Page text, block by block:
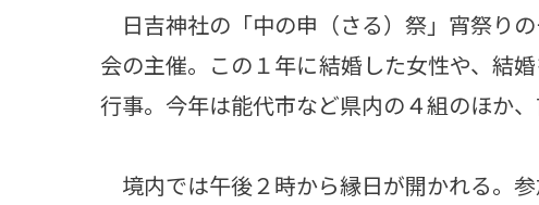
日吉神社の「中の申（さる）祭」宵祭り
会の主催。この１年に結婚した女性や、結
行事。今年は能代市など県内の４組のほか
境内では午後２時から縁日が開かれる。